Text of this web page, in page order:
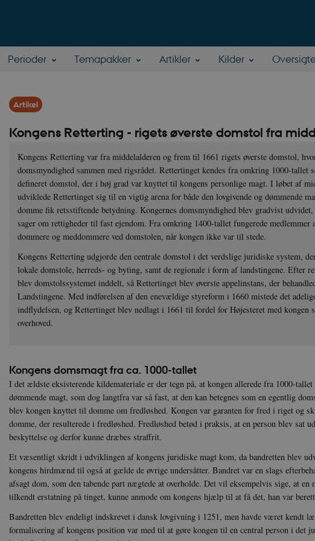
Perioder Temapakker Artikler Kilder
Artikel
Kongens Retterting - rigets øverste domstol fra
Kongens Retterting var fra middelalderen og frem til 1661 rigets øverste domstol,
domsmyndighed sammen med rigsrådet. Rettertinget kendes fra omkring 1000-tallet
defineret domstol, der i høj grad var knyttet til kongens personlige magt. I løbet af
udviklede Rettertinget sig til en vigtig arena for både den lovgivende og dømmende
domme fik retsstiftende betydning. Kongernes domsmyndighed blev gradvist
sager om rettigheder til fast ejendom. Fra omkring 1400-tallet fungerede medlemmer
dommere og meddommere ved domstolen, når kongen ikke var til stede.
Kongens Retterting udgjorde den centrale domstol i det verdslige juridiske system,
lokale domstole, herreds- og byting, samt de regionale i form af landstingene. Efter
blev domstolssystemet inddelt, så Rettertinget blev øverste appelinstans, der
Landstingene. Med indførelsen af den enevældige styreform i 1660 mistede det
indflydelsen, og Rettertinget blev nedlagt i 1661 til fordel for Højesteret med kongen
overhoved.
Kongens domsmagt fra ca. 1000-tallet
I det ældste eksisterende kildemateriale er der tegn på, at kongen allerede fra 1000-
dømmende magt, som dog langtfra var så fast, at den kan betegnes som en egentlig
blev kongen knyttet til domme om fredløshed. Kongen var garanten for fred i riget og
domme, der resulterede i fredløshed. Fredløshed betød i praksis, at en person blev sat
beskyttelse og derfor kunne dræbes straffrit.
Et væsentligt skridt i udviklingen af kongens juridiske magt kom, da bandretten blev
kongens hirdmænd til også at gælde de øvrige undersåtter. Bandret var en slags
afsagt dom, som den tabende part nægtede at overholde. Det vil eksempelvis sige, at en
tilkendt erstatning på tinget, kunne anmode om kongens hjælp til at få det, han var
Bandretten blev endeligt indskrevet i dansk lovgivning i 1251, men havde været kendt
formalisering af kongens position var med til at gøre kongen til en central person i det